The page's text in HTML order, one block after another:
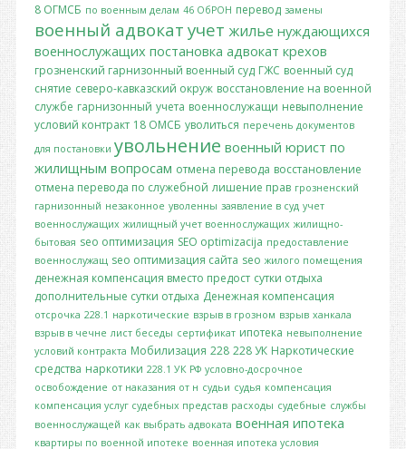
8 ОГМСБ по военным делам 46 ОбРОН перевод замены
военный адвокат учет жилье нуждающихся
военнослужащих постановка адвокат крехов
грозненский гарнизонный военный суд ГЖС военный суд
снятие северо-кавказский окруж восстановление на военной
службе гарнизонный учета военнослужащи невыполнение
условий контракт 18 ОМСБ уволиться перечень документов
для постановки увольнение военный юрист по
жилищным вопросам отмена перевода восстановление
отмена перевода по служебной лишение прав грозненский
гарнизонный незаконное уволенны заявление в суд учет
военнослужащих жилищный учет военнослужащих жилищно-
бытовая seo оптимизация SEO optimizacija предоставление
военнослужащ seo оптимизация сайта seo жилого помещения
денежная компенсация вместо предост сутки отдыха
дополнительные сутки отдыха Денежная компенсация
отсрочка 228.1 наркотические взрыв в грозном взрыв ханкала
взрыв в чечне лист беседы сертификат ипотека невыполнение
условий контракта Мобилизация 228 228 УК Наркотические
средства наркотики 228.1 УК РФ условно-досрочное
освобождение от наказания от н судьи судья компенсация
компенсация услуг судебных представ расходы судебные службы
военнослужащей как выбрать адвоката военная ипотека
квартиры по военной ипотеке военная ипотека условия